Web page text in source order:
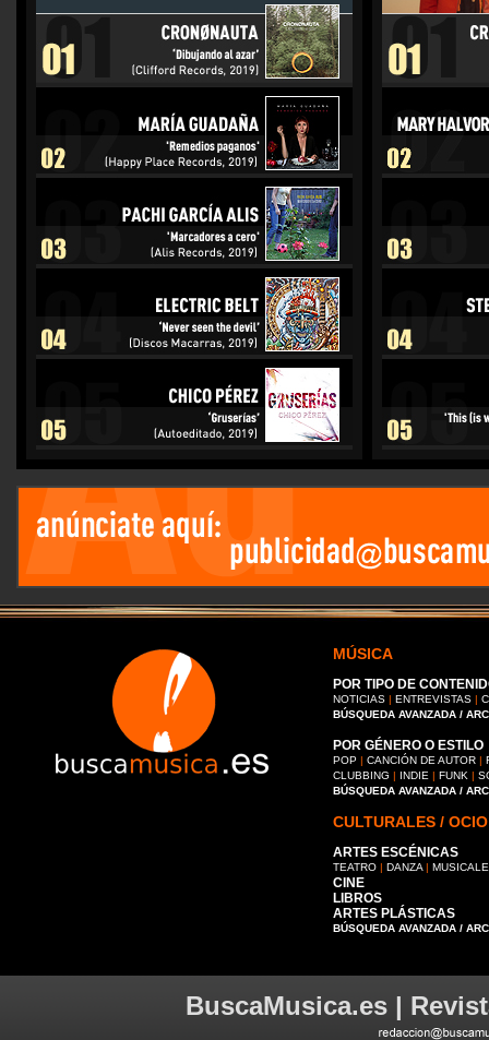
MÚSICA
POR TIPO DE
NOTICIAS | ENTREVISTAS |
BÚSQUEDA AVANZADA /
POR GÉNERO O ESTILO
POP | CANCIÓN DE AUTOR |
CLUBBING | INDIE | FUNK |
BÚSQUEDA AVANZADA /
CULTURALES / OCIO
ARTES ESCÉNICAS
TEATRO | DANZA |
CINE
LIBROS
ARTES PLÁSTICAS
BÚSQUEDA AVANZADA /
BuscaMusica.es |